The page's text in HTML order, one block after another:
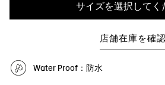
サイズを選択してく
店舗在庫を確認
Water Proof：防水